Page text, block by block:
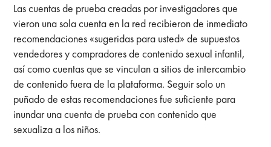
Las cuentas de prueba creadas por investigadores que
vieron una sola cuenta en la red recibieron de inmediato
recomendaciones «sugeridas para usted» de supuestos
vendedores y compradores de contenido sexual infantil,
así como cuentas que se vinculan a sitios de intercambio
de contenido fuera de la plataforma. Seguir solo un
puñado de estas recomendaciones fue suficiente para
inundar una cuenta de prueba con contenido que
sexualiza a los niños.